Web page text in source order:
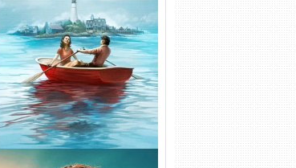
O Segredo de Widow’s Bay
1ª Temporada Torrent (2026)
WEB-DL 1080p Dual Áudio